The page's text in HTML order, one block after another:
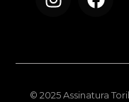
© 2025 Assinatura